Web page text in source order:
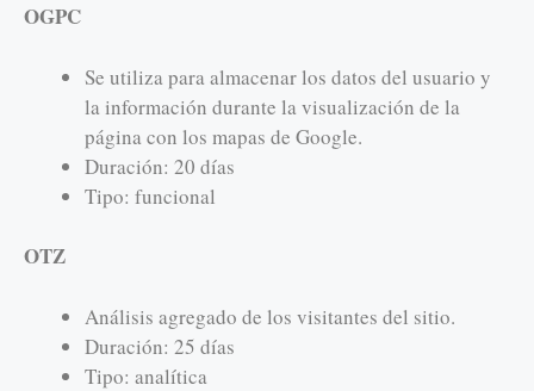
OGPC
Se utiliza para almacenar los datos del usuario y
la información durante la visualización de la
página con los mapas de Google.
Duración: 20 días
Tipo: funcional
OTZ
Análisis agregado de los visitantes del sitio.
Duración: 25 días
Tipo: analítica